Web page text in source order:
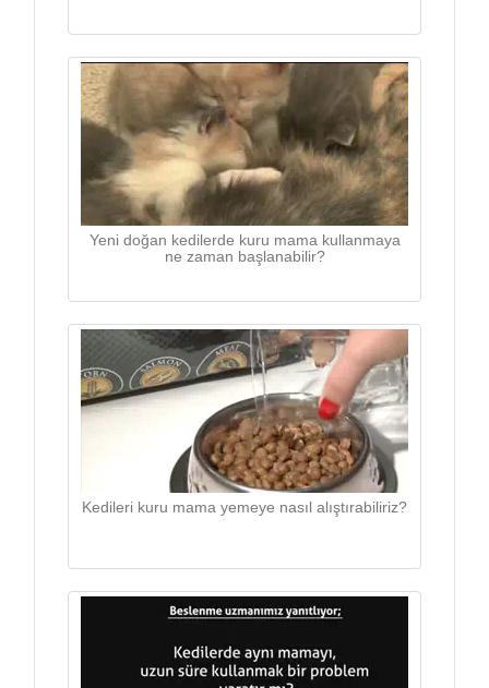
Yeni doğan kedilerde kuru mama kullanmaya
ne zaman başlanabilir?
Kedileri kuru mama yemeye nasıl alıştırabiliriz?